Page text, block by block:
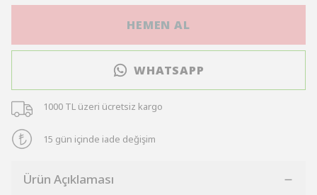
HEMEN AL
WHATSAPP
1000 TL üzeri ücretsiz kargo
15 gün içinde iade değişim
Ürün Açıklaması